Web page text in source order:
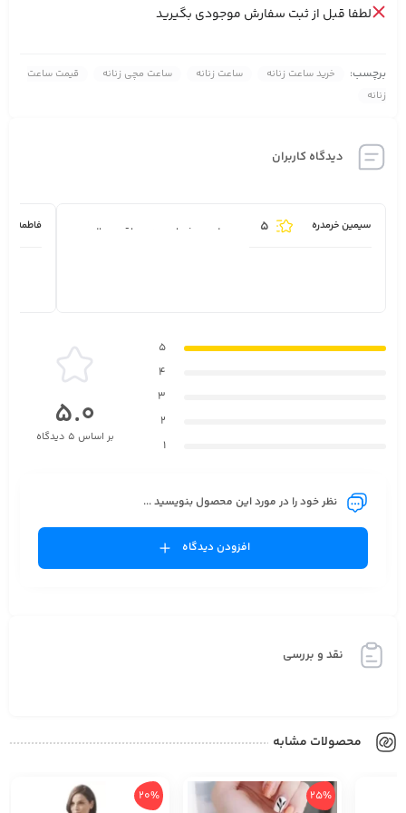
لطفا قبل از ثبت سفارش موجودی بگیرید
برچسب: خرید ساعت زنانه ساعت زنانه ساعت مچی زنانه
قیمت ساعت
زنانه
دیدگاه کاربران
سیمین خرمدره 5 محصولو پینشهاد میدم واقعن عالیه. فاطمه
5
4
3
2
1
5.0
بر اساس 5 دیدگاه
نظر خود را در مورد این محصول بنویسید ...
افزودن دیدگاه
نقد و بررسی
محصولات مشابه
25%
20%